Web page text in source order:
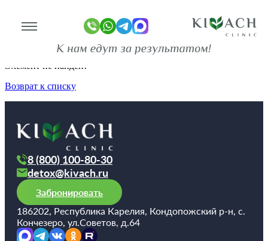
копии)
Новости
Новости
Элемент не найден!
Возврат к списку
8 (800) 100-80-30
detox@kivach.ru
Забронировать
186202, Республика Карелия, Кондопожский р-н, с.
Кончезеро, ул.Советов, д.64